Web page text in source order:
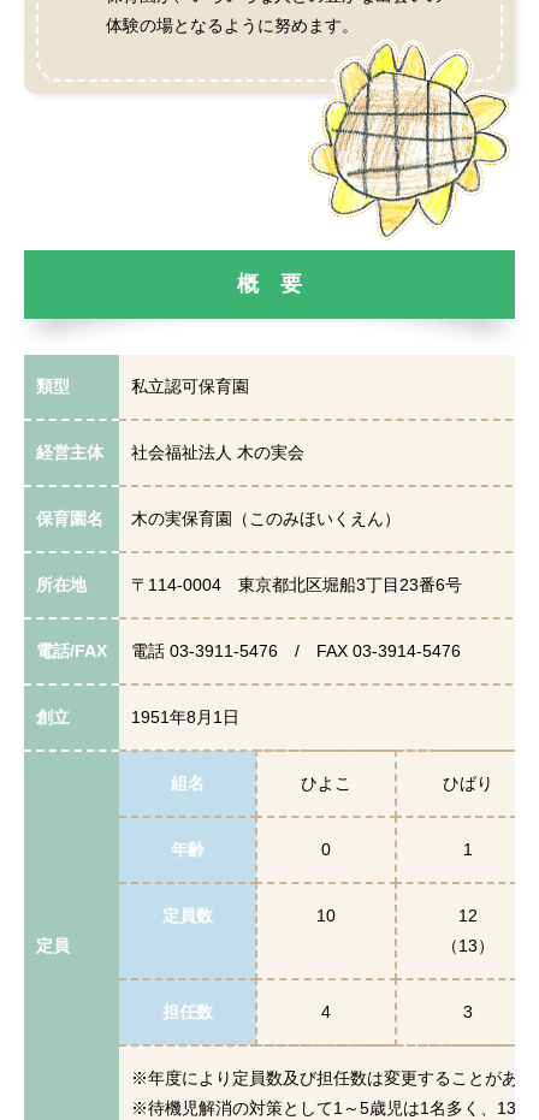
体験の場となるように努めます。
概 要
類型 私立認可保育園
経営主体 社会福祉法人 木の実会
保育園名 木の実保育園（このみほいくえん）
所在地 〒114-0004 東京都北区堀船3丁目23番6号
電話/FAX 電話 03-3911-5476 / FAX 03-3914-5476
創立 1951年8月1日
定員
組名 ひよこ ひばり
年齢 0 1
定員数 10
12
（13）
担任数 4 3
※年度により定員数及び担任数は変更することがあり
※待機児解消の対策として1～5歳児は1名多く、13名